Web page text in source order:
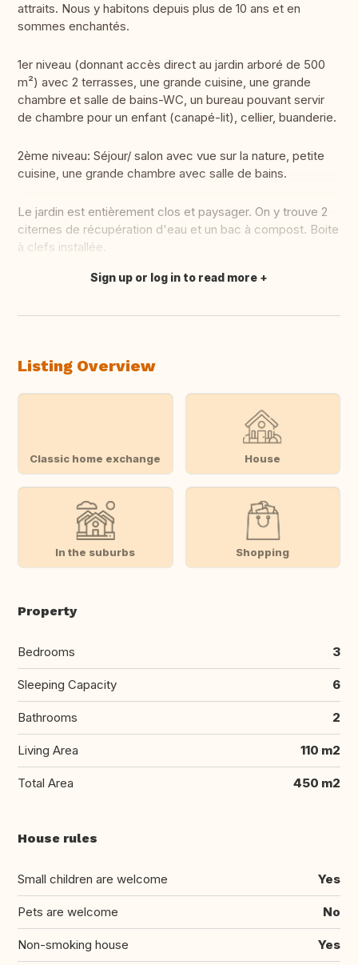
attraits. Nous y habitons depuis plus de 10 ans et en
sommes enchantés.
1er niveau (donnant accès direct au jardin arboré de 500
m²) avec 2 terrasses, une grande cuisine, une grande
chambre et salle de bains-WC, un bureau pouvant servir
de chambre pour un enfant (canapé-lit), cellier, buanderie.
2ème niveau: Séjour/ salon avec vue sur la nature, petite
cuisine, une grande chambre avec salle de bains.
Le jardin est entièrement clos et paysager. On y trouve 2
citernes de récupération d'eau et un bac à compost. Boite
à clefs installée.
Translate this
Sign up or log in to read more
Listing Overview
Classic home exchange House
In the suburbs Shopping
Property
Bedrooms 3
Sleeping Capacity 6
Bathrooms 2
Living Area 110 m2
Total Area 450 m2
House rules
Small children are welcome Yes
Pets are welcome No
Non-smoking house Yes